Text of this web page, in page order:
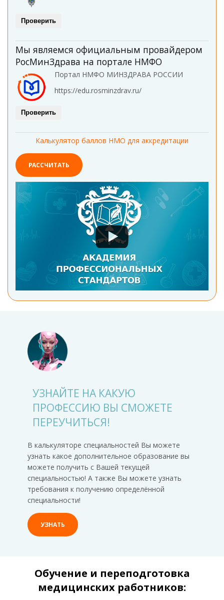
Проверить
Мы являемся официальным провайдером
РосМинЗдрава на портале НМФО
Портал НМФО МИНЗДРАВА РОССИИ
https://edu.rosminzdrav.ru/
Проверить
Калькулятор баллов НМО для аккредитации
РАССЧИТАТЬ
УЗНАЙТЕ НА КАКУЮ
ПРОФЕССИЮ ВЫ СМОЖЕТЕ
ПЕРЕУЧИТЬСЯ!
В калькуляторе специальностей Вы можете
узнать какое дополнительное образование вы
можете получить с Вашей текущей
специальностью! А также Вы можете узнать
требования к получению определённой
специальности!
УЗНАТЬ
Обучение и переподготовка
медицинских работников: